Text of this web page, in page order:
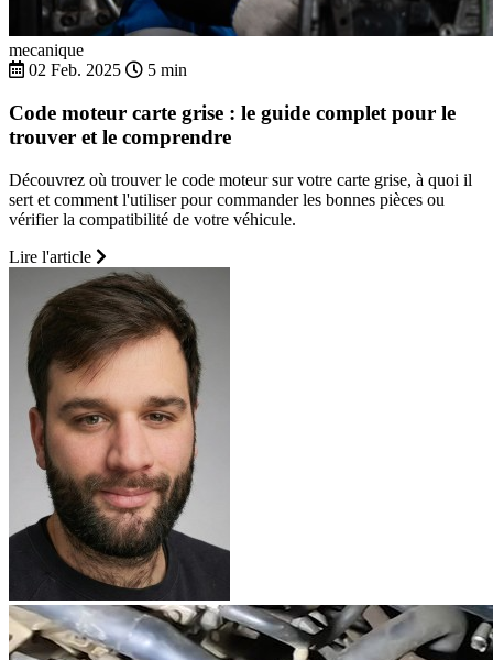
mecanique
02 Feb. 2025
5 min
Code moteur carte grise : le guide complet pour le
trouver et le comprendre
Découvrez où trouver le code moteur sur votre carte grise, à quoi il
sert et comment l'utiliser pour commander les bonnes pièces ou
vérifier la compatibilité de votre véhicule.
Lire l'article